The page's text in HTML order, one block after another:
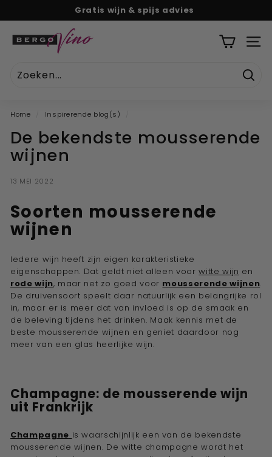
tekst
Pauze
Gratis wijn & spijs advies
B
e
g
V
i
n
o
''U
o
n
l
i
n
e
w
i
j
n
v
i
s
e
Home Inspirerende blog(s)
De bekendste mousserende
wijnen
13 MEI 2022
Soorten mousserende
wijnen
Iedere wijn heeft zijn eigen karakteristieke
eigenschappen. Dat geldt niet alleen voorwitte wijn en
rode wijn, maar net zo goed voor mousserende wijnen.
De druivensoort speelt daar natuurlijk een belangrijke rol
in, maar er is meer dat van invloed is op de smaak en
de beleving tijdens het drinken. Maak kennis met de
beste mousserende wijnen en geniet daardoor nog
meer van een glas heerlijke wijn.
Champagne: de mousserende wijn
uit Frankrijk
Champagne is waarschijnlijk een van de bekendste
mousserende wijnen. De witte champagne wordt het